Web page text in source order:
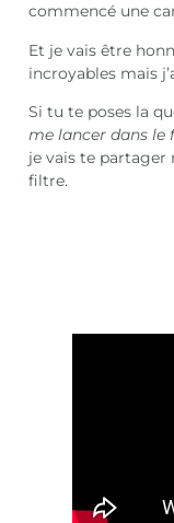
commencé une
Et je vais être
incroyables mais
Si tu te poses la
me lancer dans le
je vais te partager
filtre.